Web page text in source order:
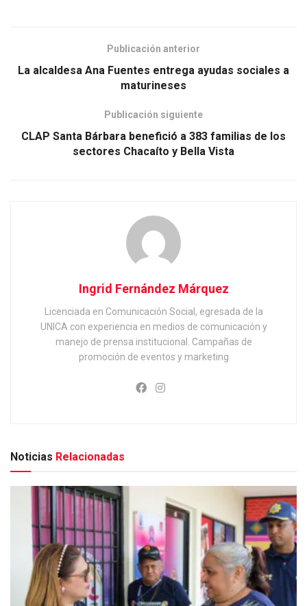
Publicación anterior
La alcaldesa Ana Fuentes entrega ayudas sociales a
maturineses
Publicación siguiente
CLAP Santa Bárbara benefició a 383 familias de los
sectores Chacaíto y Bella Vista
Ingrid Fernández Márquez
Licenciada en Comunicación Social, egresada de la
UNICA con experiencia en medios de comunicación y
manejo de prensa institucional. Campañas de
promoción de eventos y marketing
Noticias Relacionadas